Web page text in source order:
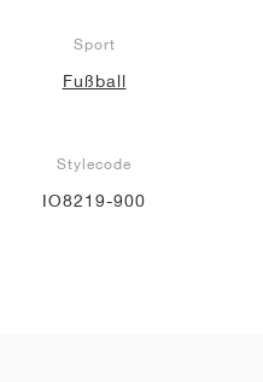
Sport
Fußball
Stylecode
IO8219-900